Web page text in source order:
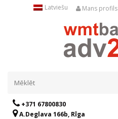
Latviešu Mans profils
+371 67800830
A.Deglava 166b, Rīga